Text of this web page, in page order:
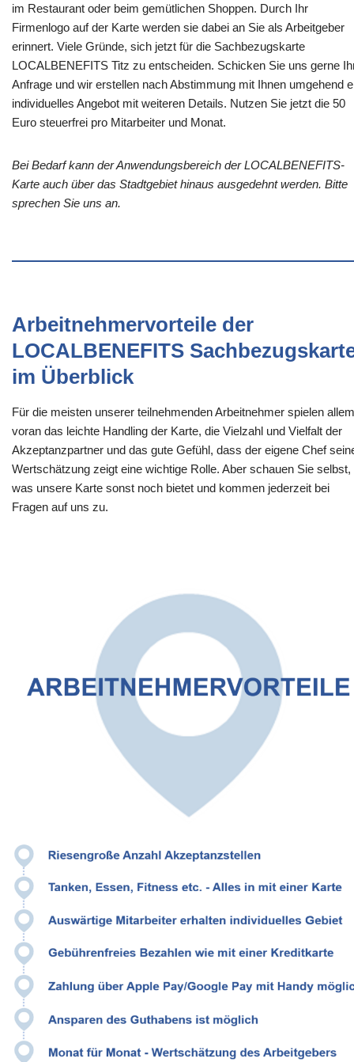
im Restaurant oder beim gemütlichen Shoppen. Durch Ihr
Firmenlogo auf der Karte werden sie dabei an Sie als Arbeitgeber
erinnert. Viele Gründe, sich jetzt für die Sachbezugskarte
LOCALBENEFITS Titz zu entscheiden. Schicken Sie uns gerne
Anfrage und wir erstellen nach Abstimmung mit Ihnen umgehend
individuelles Angebot mit weiteren Details. Nutzen Sie jetzt die 50
Euro steuerfrei pro Mitarbeiter und Monat.
Bei Bedarf kann der Anwendungsbereich der LOCALBENEFITS-
Karte auch über das Stadtgebiet hinaus ausgedehnt werden. Bitte
sprechen Sie uns an.
Arbeitnehmervorteile der
LOCALBENEFITS
im Überblick
Für die meisten unserer teilnehmenden Arbeitnehmer spielen allem
voran das leichte Handling der Karte, die Vielzahl und Vielfalt der
Akzeptanzpartner und das gute Gefühl, dass der eigene Chef
Wertschätzung zeigt eine wichtige Rolle. Aber schauen Sie selbst,
was unsere Karte sonst noch bietet und kommen jederzeit bei
Fragen auf uns zu.